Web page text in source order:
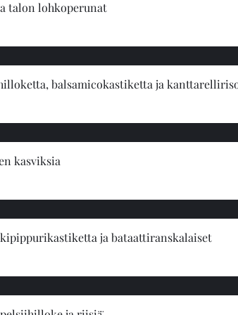
talon lohkoperunat
balsamicokastiketta ja
kasviksia
ja bataattiranskalaiset